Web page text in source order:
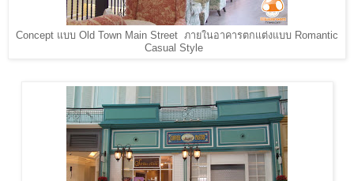
Concept แบบ Old Town Main Street ภายในอาคารตกแต่งแบบ Romantic
Casual Style